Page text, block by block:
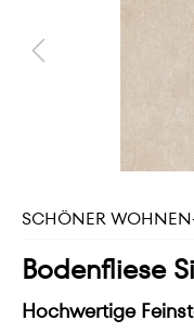
SCHÖNER
Bodenfliese
Hochwertige